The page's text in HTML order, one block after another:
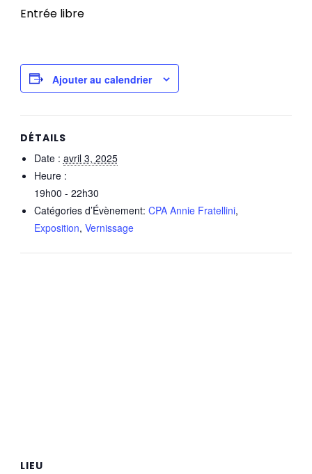
Entrée libre
Ajouter au calendrier
DÉTAILS
Date : avril 3, 2025
Heure :
19h00 - 22h30
Catégories d’Évènement: CPA Annie Fratellini,
Exposition, Vernissage
LIEU